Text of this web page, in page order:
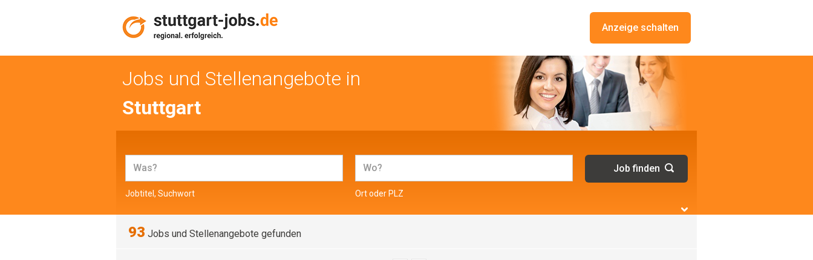
Anzeige schalten
Jobs und Stellenangebote in
Stuttgart
Jobtitel, Suchwort Ort oder PLZ
93 Jobs und Stellenangebote gefunden